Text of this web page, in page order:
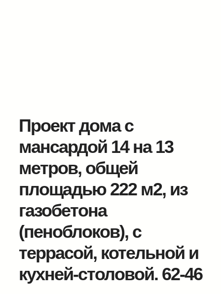
Проект дома с
мансардой 14 на 13
метров, общей
площадью 222 м2, из
газобетона
(пеноблоков), c
террасой, котельной и
кухней-столовой. 62-46